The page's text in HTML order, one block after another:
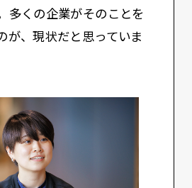
多くの企業がそのことを
が、現状だと思っていま